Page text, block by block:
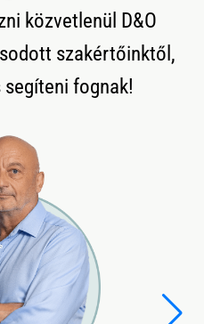
közvetlenül D&O
szakértőinktől,
segíteni fognak!